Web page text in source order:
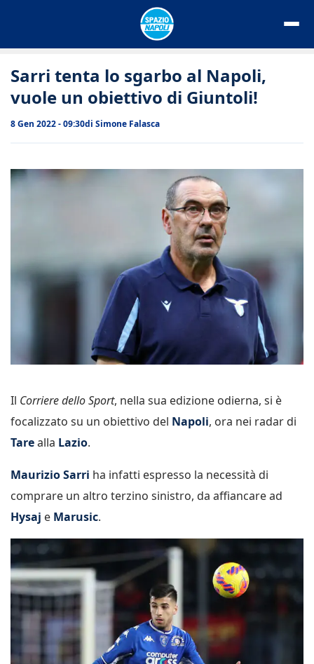
Sarri tenta lo sgarbo al Napoli,
vuole un obiettivo di Giuntoli!
8 Gen 2022 - 09:30di Simone Falasca
Il Corriere dello Sport, nella sua edizione odierna, si è
focalizzato su un obiettivo del Napoli, ora nei radar di
Tarealla Lazio.
Maurizio Sarri ha infatti espresso la necessità di
comprare un altro terzino sinistro, da affiancare ad
Hysaj e Marusic.